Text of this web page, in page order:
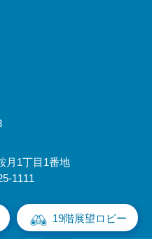
月1丁目1番地
1111
19階展望ロビー